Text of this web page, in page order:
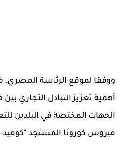
ووفقا لموقع الرئاسة المصري،
أهمية تعزيز التبادل التجاري
الجهات المختصة في البلدين
فيروس كورونا المستجد "كوفيد-١٩"، وتداعياته.